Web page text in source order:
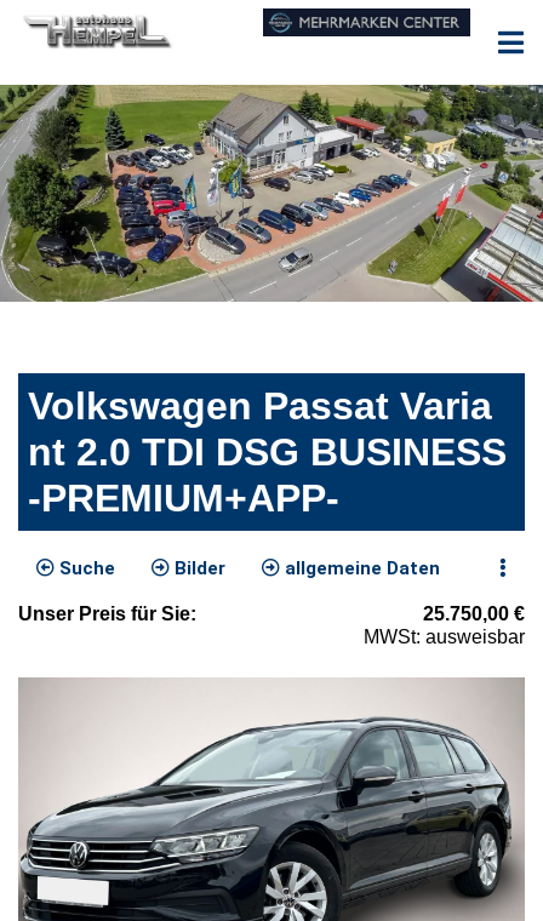
Volkswagen Passat Varia
nt 2.0 TDI DSG BUSINESS
-PREMIUM+APP-
Suche Bilder allgemeine Daten
Unser Preis für Sie: 25.750,00 €
MWSt: ausweisbar